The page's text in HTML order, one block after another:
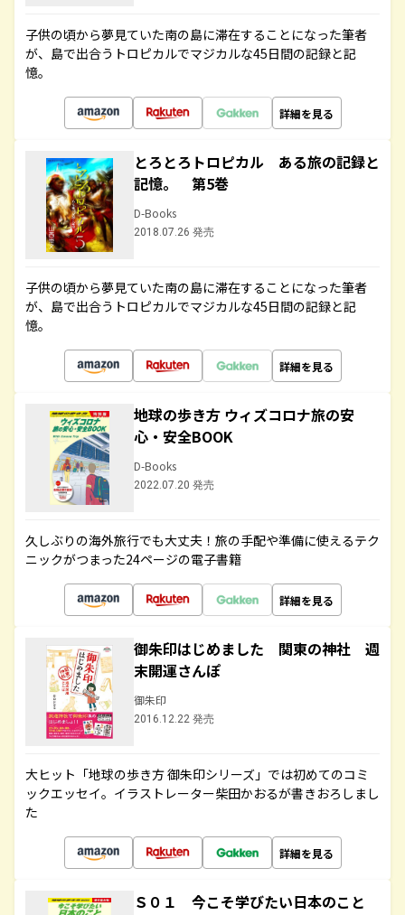
子供の頃から夢見ていた南の島に滞在することになった筆者
が、島で出合うトロピカルでマジカルな45日間の記録と記
憶。
詳細を見る
とろとろトロピカル ある旅の記録と
記憶。 第5巻
D-Books
2018.07.26 発売
子供の頃から夢見ていた南の島に滞在することになった筆者
が、島で出合うトロピカルでマジカルな45日間の記録と記
憶。
詳細を見る
地球の歩き方 ウィズコロナ旅の安
心・安全BOOK
D-Books
2022.07.20 発売
久しぶりの海外旅行でも大丈夫！旅の手配や準備に使えるテク
ニックがつまった24ページの電子書籍
詳細を見る
御朱印はじめました 関東の神社 週
末開運さんぽ
御朱印
2016.12.22 発売
大ヒット「地球の歩き方 御朱印シリーズ」では初めてのコミ
ックエッセイ。イラストレーター柴田かおるが書きおろしまし
た
詳細を見る
Ｓ０１ 今こそ学びたい日本のこと